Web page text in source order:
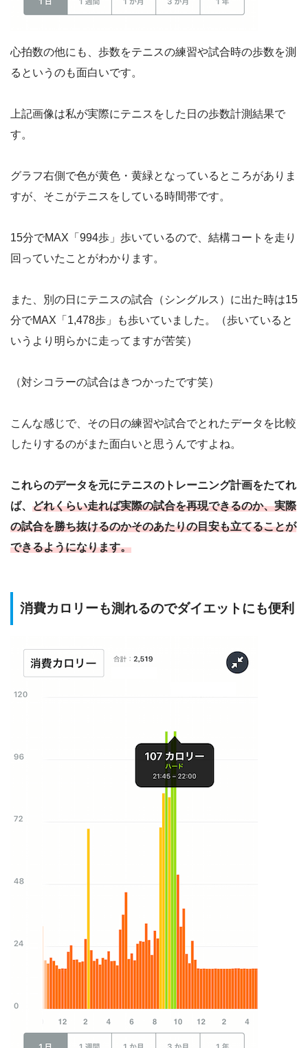
心拍数の他にも、歩数をテニスの練習や試合時の歩数を測
るというのも面白いです。
上記画像は私が実際にテニスをした日の歩数計測結果で
す。
グラフ右側で色が黄色・黄緑となっているところがありま
すが、そこがテニスをしている時間帯です。
15分でMAX「994歩」歩いているので、結構コートを走り
回っていたことがわかります。
また、別の日にテニスの試合（シングルス）に出た時は15
分でMAX「1,478歩」も歩いていました。（歩いていると
いうより明らかに走ってますが苦笑）
（対シコラーの試合はきつかったです笑）
こんな感じで、その日の練習や試合でとれたデータを比較
したりするのがまた面白いと思うんですよね。
これらのデータを元にテニスのトレーニング計画をたてれ
ば、 どれくらい走れば実際の試合を再現できるのか、実際
の試合を勝ち抜けるのかそのあたりの目安も立てることが
できるようになります。
消費カロリーも測れるのでダイエットにも便利